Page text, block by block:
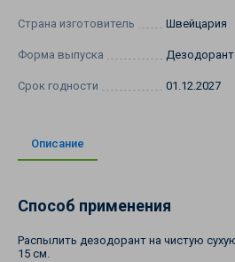
Страна изготовитель Швейцария
Форма выпуска Дезодорант
Срок годности 01.12.2027
Описание
Способ применения
Распылить дезодорант на чистую
15 см.